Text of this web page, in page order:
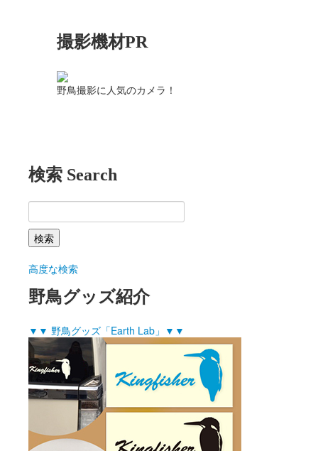
撮影機材PR
野鳥撮影に人気のカメラ！
検索 Search
高度な検索
野鳥グッズ紹介
▼▼ 野鳥グッズ「Earth Lab」▼▼